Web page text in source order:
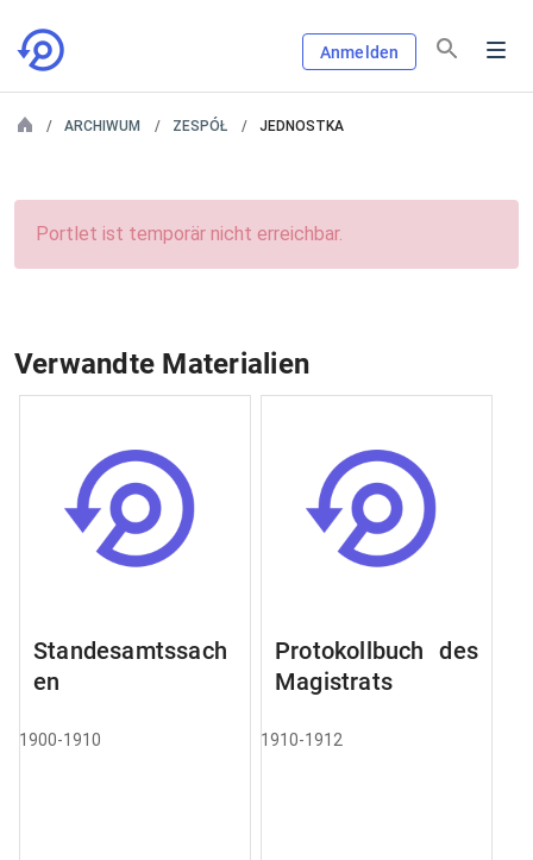
Anmelden
ARCHIWUM ZESPÓŁ JEDNOSTKA
Portlet ist temporär nicht erreichbar.
Verwandte Materialien
Standesamtssach
en
1900-1910
Protokollbuch des
Magistrats
1910-1912